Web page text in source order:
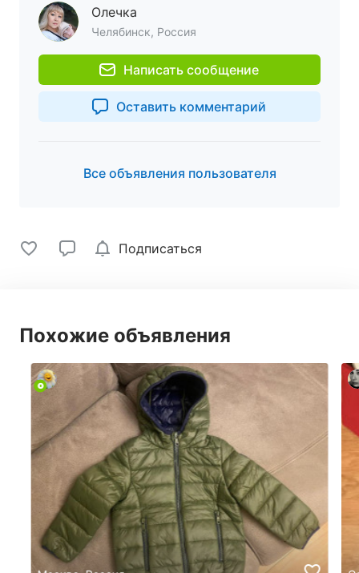
Олечка
Челябинск, Россия
Написать сообщение
Оставить комментарий
Все объявления пользователя
Подписаться
Похожие объявления